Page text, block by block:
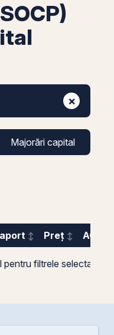
×
Majorări capital
Preț AGA
filtrele selectate.